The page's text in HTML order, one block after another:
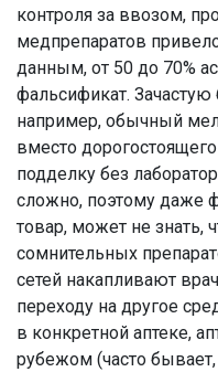
контроля за ввозом,
медпрепаратов
данным, от 50 до 70%
фальсификат.
например, обычный
вместо
подделку без
сложно, поэтому даже
товар, может не знать,
сомнительных
сетей накапливают
переходу на другое
в конкретной аптеке,
рубежом (часто